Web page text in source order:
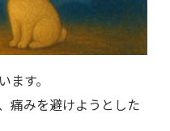
す。
痛みを避けようとした